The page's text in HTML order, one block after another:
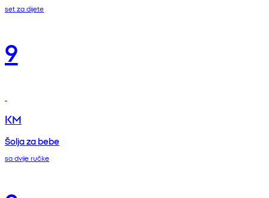
set za dijete
9
KM
Šolja za bebe
sa dvije ručke